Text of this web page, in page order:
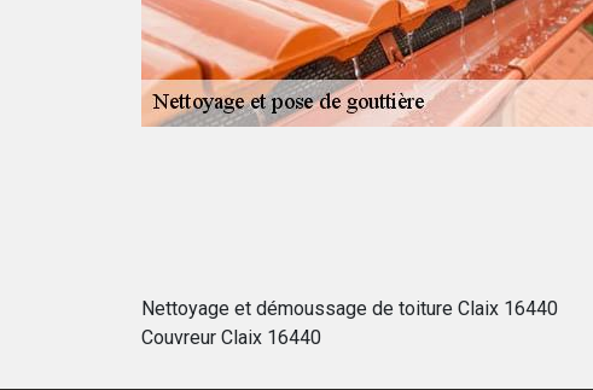
Nettoyage et démoussage de toiture Claix 16440
Couvreur Claix 16440